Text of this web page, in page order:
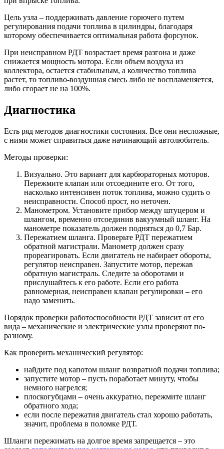
Цель узла – поддерживать давление горючего путем
регулирования подачи топлива в цилиндры, благодаря
которому обеспечивается оптимальная работа форсунок.
При неисправном РДТ возрастает время разгона и даже
снижается мощность мотора. Если объем воздуха из
коллектора, остается стабильным, а количество топлива
растет, то топливо-воздушная смесь либо не воспламеняется,
либо сгорает не на 100%.
Диагностика
Есть ряд методов диагностики состояния. Все они несложные,
с ними может справиться даже начинающий автолюбитель.
Методы проверки:
Визуально. Это вариант для карбюраторных моторов.
Пережмите клапан или отсоедините его. От того,
насколько интенсивен поток топлива, можно судить о
неисправности. Способ прост, но неточен.
Манометром. Установите прибор между штуцером и
шлангом, временно отсоединив вакуумный шланг. На
манометре показатель должен подняться до 0,7 Бар.
Пережатием шланга. Проверьте РДТ пережатием
обратной магистрали. Манометр должен сразу
прореагировать. Если двигатель не набирает обороты,
регулятор неисправен. Запустите мотор, пережав
обратную магистраль. Следите за оборотами и
прислушайтесь к его работе. Если его работа
равномерная, неисправен клапан регулировки – его
надо заменить.
Порядок проверки работоспособности РДТ зависит от его
вида – механические и электрические узлы проверяют по-
разному.
Как проверить механический регулятор:
найдите под капотом шланг возвратной подачи топлива;
запустите мотор – пусть поработает минуту, чтобы
немного нагрелся;
плоскогубцами – очень аккуратно, пережмите шланг
обратного хода;
если после пережатия двигатель стал хорошо работать,
значит, проблема в поломке РДТ.
Шланги пережимать на долгое время запрещается – это